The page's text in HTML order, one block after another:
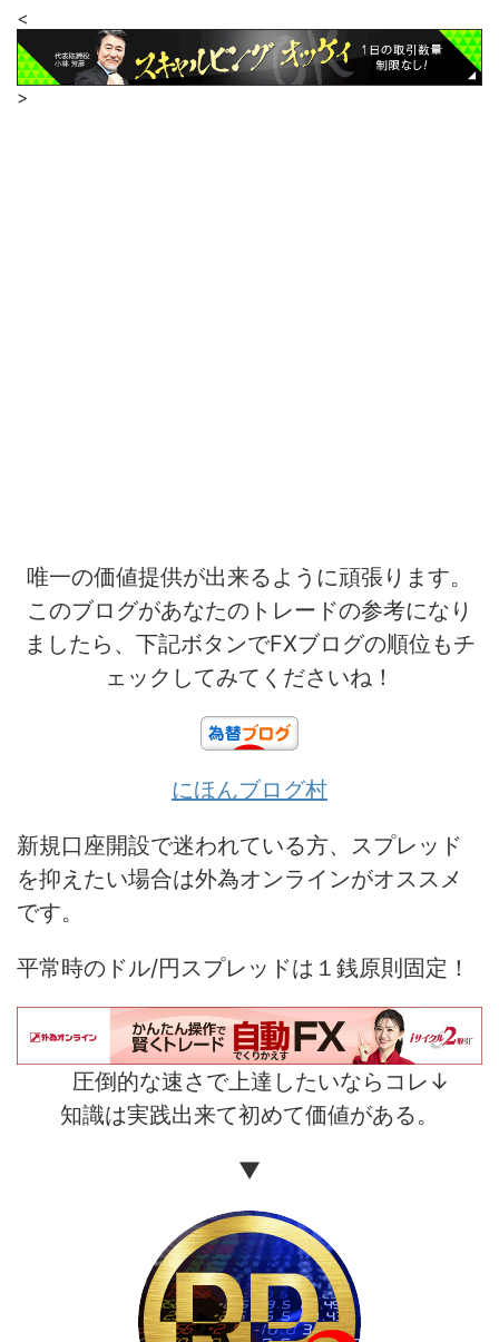
<
>
唯一の価値提供が出来るように頑張ります。
このブログがあなたのトレードの参考になり
ましたら、下記ボタンでFXブログの順位もチ
ェックしてみてくださいね！
にほんブログ村
新規口座開設で迷われている方、スプレッド
を抑えたい場合は外為オンラインがオススメ
です。
平常時のドル/円スプレッドは１銭原則固定！
圧倒的な速さで上達したいならコレ↓
知識は実践出来て初めて価値がある。
▼